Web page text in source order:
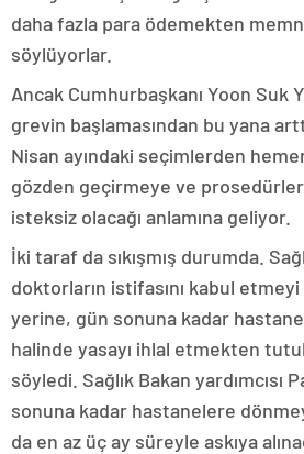
daha fazla para ödemekten
söylüyorlar.
Ancak Cumhurbaşkanı Yoon Suk
grevin başlamasından bu yana
Nisan ayındaki seçimlerden
gözden geçirmeye ve
isteksiz olacağı anlamına geliyor.
İki taraf da sıkışmış durumda.
doktorların istifasını kabul
yerine, gün sonuna kadar
halinde yasayı ihlal etmekten
söyledi. Sağlık Bakan yardımcısı
sonuna kadar hastanelere
da en az üç ay süreyle askıya